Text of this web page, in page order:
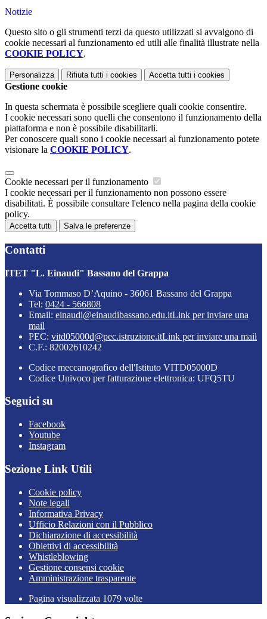
Notizie
Questo sito o gli strumenti terzi da questo utilizzati si avvalgono di
cookie necessari al funzionamento ed utili alle finalità illustrate nella
COOKIE POLICY.
Personalizza Rifiuta tutti i cookies Accetta tutti i cookies
Gestione cookie
In questa schermata è possibile scegliere quali cookie consentire.
I cookie necessari sono quelli che consentono il funzionamento della
piattaforma e non è possibile disabilitarli.
Per conoscere quali sono i cookie necessari al funzionamento potete
visionare la COOKIE POLICY.
Cookie necessari per il funzionamento
I cookie necessari per il funzionamento non possono essere
disabilitati. È possibile consultare l'elenco nella pagina della cookie
policy.
Accetta tutti Salva le preferenze
Contatti
ITET "L. Einaudi" Bassano del Grappa
Via Tommaso D’Aquino - 36061 Bassano del Grappa
Tel: 0424 - 566808
Email: einaudi@einaudibassano.edu.itLink per inviare una
mail
PEC: vitd05000d@pec.istruzione.itLink per inviare una mail
C.F.: 82002610242
Codice meccanografico dell'Istituto VITD05000D
Codice Univoco per fatturazione elettronica: UFQ5TU
Seguici su
Facebook
Youtube
Instagram
Sezione Link Utili
Cookie policy
Note legali
Informativa Privacy
Ufficio Relazioni con il Pubblico
Dichiarazione di accessibilità
Obiettivi di accessibilità
Whistleblowing
Gestione consensi cookie
Amministrazione trasparente
Pagina visualizzata 1079 volte